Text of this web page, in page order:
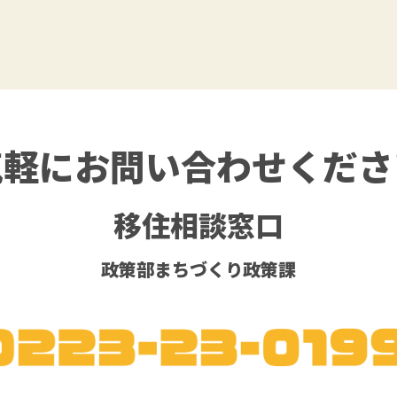
にお問い合わせくだ
移住相談窓口
政策部まちづくり政策課